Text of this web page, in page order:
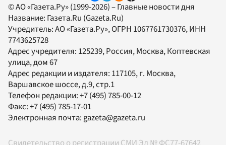
© АО «Газета.Ру» (1999-2026) – Главные новости дня
Название: Газета.Ru (Gazeta.Ru)
Учредитель:АО «Газета.Ру», ОГРН 1067761730376, ИНН
7743625728
Адрес учредителя: 125239, Россия, Москва, Коптевская
улица, дом 67
Адрес редакции и издателя: 117105, г. Москва,
Варшавское шоссе, д.9, стр.1
Телефон редакции:+7 (495) 785-00-12
Факс:+7 (495) 785-17-01
Электронная почта: gazeta@gazeta.ru